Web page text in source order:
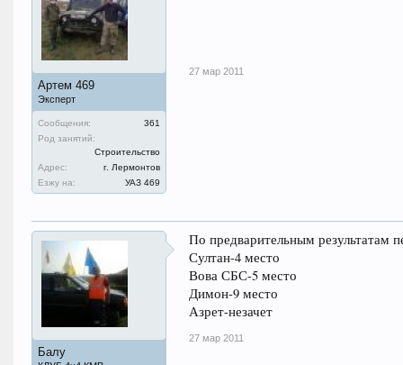
Артем 469
Эксперт
Сообщения:
361
Род занятий:
Строительство
Адрес:
г. Лермонтов
Езжу на:
УАЗ 469
27 мар 2011
Балу
По предварительным результатам
Султан-4 место
Вова СБС-5 место
Димон-9 место
Азрет-незачет
27 мар 2011